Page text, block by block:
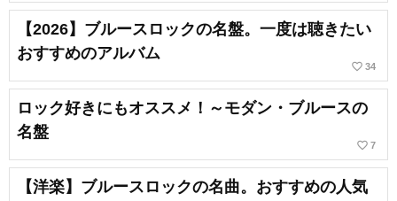
【2026】ブルースロックの名盤。一度は聴きたい
おすすめのアルバム
favorite_border 34
ロック好きにもオススメ！～モダン・ブルースの
名盤
favorite_border 7
【洋楽】ブルースロックの名曲。おすすめの人気